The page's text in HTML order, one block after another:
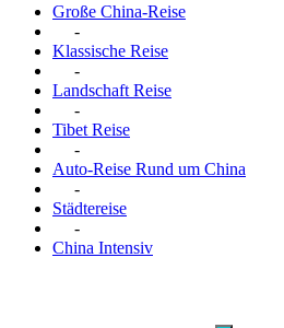
Große China-Reise
-
Klassische Reise
-
Landschaft Reise
-
Tibet Reise
-
Auto-Reise Rund um China
-
Städtereise
-
China Intensiv